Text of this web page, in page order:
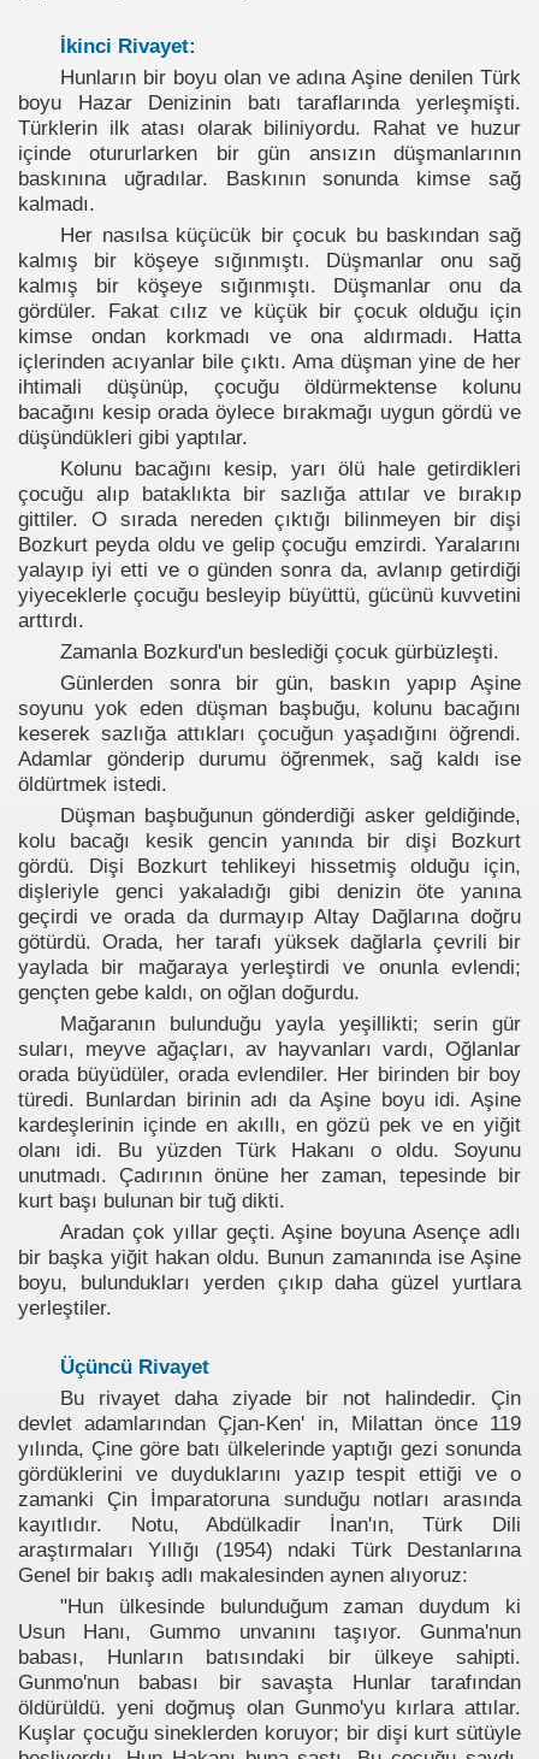
İkinci Rivayet:
Hunların bir boyu olan ve adına Aşine denilen Türk
boyu Hazar Denizinin batı taraflarında yerleşmişti.
Türklerin ilk atası olarak biliniyordu. Rahat ve huzur
içinde otururlarken bir gün ansızın düşmanlarının
baskınına uğradılar. Baskının sonunda kimse sağ
kalmadı.
Her nasılsa küçücük bir çocuk bu baskından sağ
kalmış bir köşeye sığınmıştı. Düşmanlar onu sağ
kalmış bir köşeye sığınmıştı. Düşmanlar onu da
gördüler. Fakat cılız ve küçük bir çocuk olduğu için
kimse ondan korkmadı ve ona aldırmadı. Hatta
içlerinden acıyanlar bile çıktı. Ama düşman yine de her
ihtimali düşünüp, çocuğu öldürmektense kolunu
bacağını kesip orada öylece bırakmağı uygun gördü ve
düşündükleri gibi yaptılar.
Kolunu bacağını kesip, yarı ölü hale getirdikleri
çocuğu alıp bataklıkta bir sazlığa attılar ve bırakıp
gittiler. O sırada nereden çıktığı bilinmeyen bir dişi
Bozkurt peyda oldu ve gelip çocuğu emzirdi. Yaralarını
yalayıp iyi etti ve o günden sonra da, avlanıp getirdiği
yiyeceklerle çocuğu besleyip büyüttü, gücünü kuvvetini
arttırdı.
Zamanla Bozkurd'un beslediği çocuk gürbüzleşti.
Günlerden sonra bir gün, baskın yapıp Aşine
soyunu yok eden düşman başbuğu, kolunu bacağını
keserek sazlığa attıkları çocuğun yaşadığını öğrendi.
Adamlar gönderip durumu öğrenmek, sağ kaldı ise
öldürtmek istedi.
Düşman başbuğunun gönderdiği asker geldiğinde,
kolu bacağı kesik gencin yanında bir dişi Bozkurt
gördü. Dişi Bozkurt tehlikeyi hissetmiş olduğu için,
dişleriyle genci yakaladığı gibi denizin öte yanına
geçirdi ve orada da durmayıp Altay Dağlarına doğru
götürdü. Orada, her tarafı yüksek dağlarla çevrili bir
yaylada bir mağaraya yerleştirdi ve onunla evlendi;
gençten gebe kaldı, on oğlan doğurdu.
Mağaranın bulunduğu yayla yeşillikti; serin gür
suları, meyve ağaçları, av hayvanları vardı, Oğlanlar
orada büyüdüler, orada evlendiler. Her birinden bir boy
türedi. Bunlardan birinin adı da Aşine boyu idi. Aşine
kardeşlerinin içinde en akıllı, en gözü pek ve en yiğit
olanı idi. Bu yüzden Türk Hakanı o oldu. Soyunu
unutmadı. Çadırının önüne her zaman, tepesinde bir
kurt başı bulunan bir tuğ dikti.
Aradan çok yıllar geçti. Aşine boyuna Asençe adlı
bir başka yiğit hakan oldu. Bunun zamanında ise Aşine
boyu, bulundukları yerden çıkıp daha güzel yurtlara
yerleştiler.
Üçüncü Rivayet
Bu rivayet daha ziyade bir not halindedir. Çin
devlet adamlarından Çjan-Ken' in, Milattan önce 119
yılında, Çine göre batı ülkelerinde yaptığı gezi sonunda
gördüklerini ve duyduklarını yazıp tespit ettiği ve o
zamanki Çin İmparatoruna sunduğu notları arasında
kayıtlıdır. Notu, Abdülkadir İnan'ın, Türk Dili
araştırmaları Yıllığı (1954) ndaki Türk Destanlarına
Genel bir bakış adlı makalesinden aynen alıyoruz:
"Hun ülkesinde bulunduğum zaman duydum ki
Usun Hanı, Gummo unvanını taşıyor. Gunma'nun
babası, Hunların batısındaki bir ülkeye sahipti.
Gunmo'nun babası bir savaşta Hunlar tarafından
öldürüldü. yeni doğmuş olan Gunmo'yu kırlara attılar.
Kuşlar çocuğu sineklerden koruyor; bir dişi kurt sütüyle